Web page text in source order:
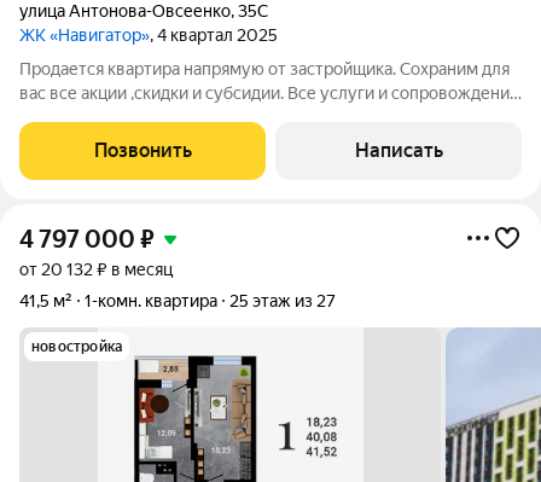
улица Антонова-Овсеенко,35С
ЖК «Навигатор», 4 квартал 2025
Продается квартира напрямую от застройщика. Сохраним для
вас все акции ,скидки и субсидии. Все услуги и сопровождение
получаете подарок телевизор на кухню. Жилой комплекс
расположен в
Позвонить Написать
4 797 000 ₽
от 20 132 ₽ в месяц
41,5 м²
1-комн. квартира 25 этаж из 27
новостройка